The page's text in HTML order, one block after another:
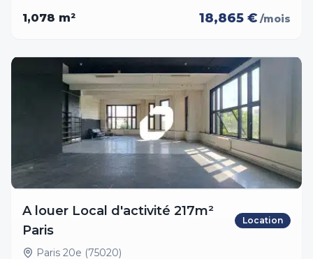
1,078 m² 18,865 € /mois
A louer Local d'activité 217m²
Paris
Location
Paris 20e (75020)